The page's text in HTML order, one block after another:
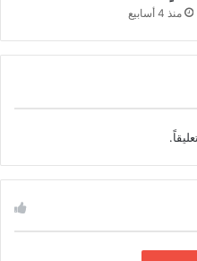
منذ 4 أسابيع